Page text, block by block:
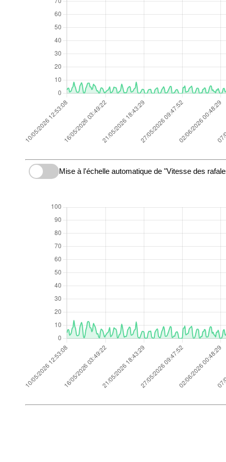
Mise à l'échelle automatique de "Vitesse des